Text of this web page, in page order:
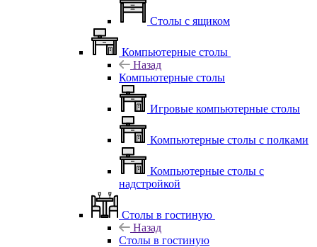
Столы с ящиком
Компьютерные столы
Назад
Компьютерные столы
Игровые компьютерные столы
Компьютерные столы с полками
Компьютерные столы с
надстройкой
Столы в гостиную
Назад
Столы в гостиную